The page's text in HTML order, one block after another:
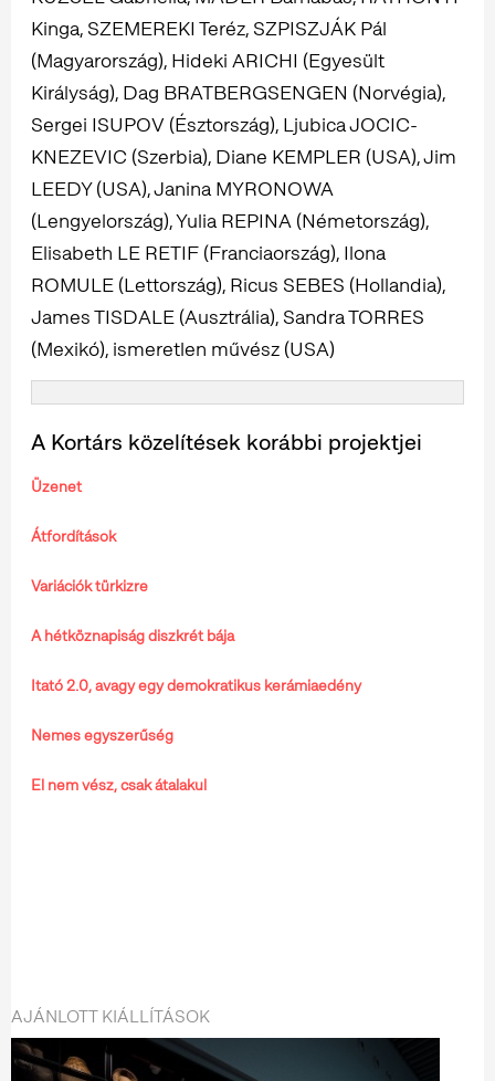
Kinga, SZEMEREKI Teréz, SZPISZJÁK Pál
(Magyarország), Hideki ARICHI (Egyesült
Királyság), Dag BRATBERGSENGEN (Norvégia),
Sergei ISUPOV (Észtország), Ljubica JOCIC-
KNEZEVIC (Szerbia), Diane KEMPLER (USA), Jim
LEEDY (USA), Janina MYRONOWA
(Lengyelország), Yulia REPINA (Németország),
Elisabeth LE RETIF (Franciaország), Ilona
ROMULE (Lettország), Ricus SEBES (Hollandia),
James TISDALE (Ausztrália), Sandra TORRES
(Mexikó), ismeretlen művész (USA)
A Kortárs közelítések korábbi projektjei
Üzenet
Átfordítások
Variációk türkizre
A hétköznapiság diszkrét bája
Itató 2.0, avagy egy demokratikus kerámiaedény
Nemes egyszerűség
El nem vész, csak átalakul
AJÁNLOTT KIÁLLÍTÁSOK